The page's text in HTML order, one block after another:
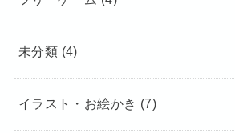
未分類 (4)
イラスト・お絵かき (7)